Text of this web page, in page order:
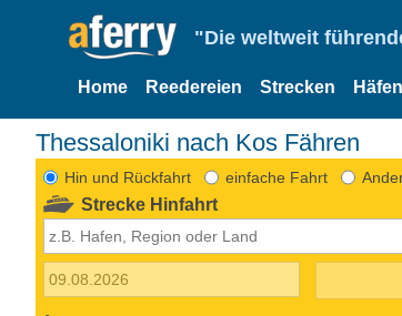
"Die weltweit
Home Reedereien Strecken Häfen
Thessaloniki nach Kos Fähren
Hin und Rückfahrt einfache Fahrt
Strecke Hinfahrt